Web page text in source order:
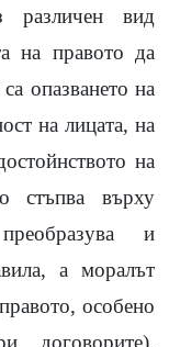
различен вид
на правото да
опазването на
на лицата, на
на
стъпва върху
и
а моралът
особено
договорите).